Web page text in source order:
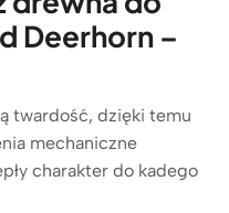
Deerhorn –
twardość, dzięki temu
mechaniczne
charakter do kadego